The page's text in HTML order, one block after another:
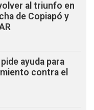
al triunfo en
de Copiapó y
ayuda para
contra el